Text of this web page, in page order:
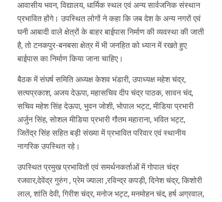
आवासीय भवन, विद्यालय, धार्मिक स्थल एवं अन्य सार्वजनिक संस्थान
प्रभावित होंगे। उपस्थित लोगों ने कहा कि जब देश के अन्य नगरों एवं
घनी आबादी वाले क्षेत्रों के बाहर बाईपास निर्माण की व्यवस्था की जाती
है, तो टनकपुर-बनबसा क्षेत्र में भी जनहित को ध्यान में रखते हुए
बाईपास का निर्माण किया जाना चाहिए।
बैठक में संघर्ष समिति अध्यक्ष केशव भंडारी, उपाध्यक्ष महेश चंद्र,
सत्यप्रकाश, अजय देऊपा, महासचिव दीप चंद्र पाठक, सावन चंद,
सचिव महेश सिंह देऊपा, भुवन जोशी, भोपाल भट्ट, मीडिया प्रभारी
अर्जुन सिंह, सोशल मीडिया प्रभारी गौतम महाराना, भवित भट्ट,
जितेंद्र सिंह सहित बड़ी संख्या में प्रभावित परिवार एवं स्थानीय
नागरिक उपस्थित रहे।
उपस्थित प्रमुख प्रभावितों एवं समर्थनकर्ताओं में गोपाल चंद्र
रजवार,देवेंद्र गुरुंग , प्रेम ज्याला ,रविन्द्र कपड़ी, दिनेश चंद्र, किशोरी
लाल, शांति देवी, गिरीश चंद्र, मनोज भट्ट, मनमोहन चंद, हर्ष अग्रवाल,